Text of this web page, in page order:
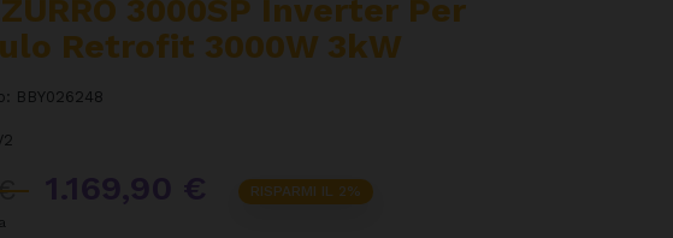
3000SP Inverter Per
Retrofit 3000W 3kW
BBY026248
RISPARMI IL 2%